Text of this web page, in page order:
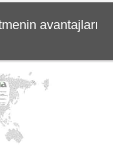
avantajları